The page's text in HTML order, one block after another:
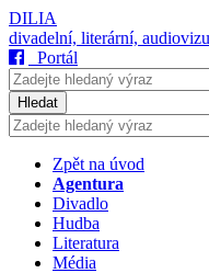
DILIA
divadelní, literární,
Portál
Hledat
Zpět na úvod
Agentura
Divadlo
Hudba
Literatura
Média